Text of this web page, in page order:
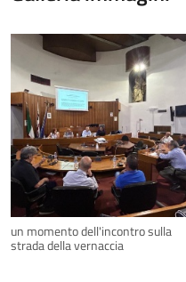
un momento dell'incontro sulla
strada della vernaccia